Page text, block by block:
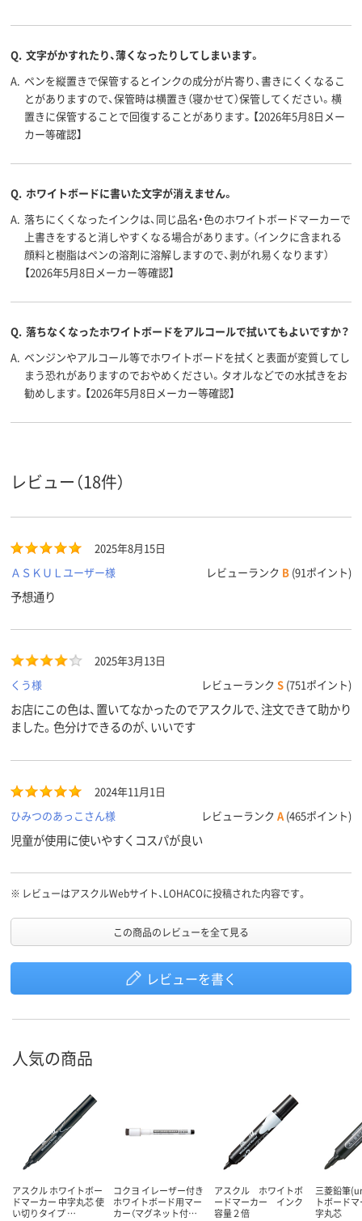
インク充
填方法
中綿式 直液式
アスクル
商品環境
スコア
70 30 25
Q. 文字がかすれたり、薄くなったりしてしまいます。
A. ペンを縦置きで保管するとインクの成分が片寄り、書きにくくなるこ
とがありますので、保管時は横置き（寝かせて）保管してください。横
置きに保管することで回復することがあります。【2026年5月8日メー
カー等確認】
Q. ホワイトボードに書いた文字が消えません。
A. 落ちにくくなったインクは、同じ品名・色のホワイトボードマーカーで
上書きをすると消しやすくなる場合があります。（インクに含まれる
顔料と樹脂はペンの溶剤に溶解しますので、剥がれ易くなります）
【2026年5月8日メーカー等確認】
Q. 落ちなくなったホワイトボードをアルコールで拭いてもよいですか？
A. ベンジンやアルコール等でホワイトボードを拭くと表面が変質してし
まう恐れがありますのでおやめください。タオルなどでの水拭きをお
勧めします。【2026年5月8日メーカー等確認】
レビュー（18件）
2025年8月15日
ＡＳＫＵＬユーザー様
レビューランク B (91ポイント)
予想通り
2025年3月13日
くう様
レビューランク S (751ポイント)
お店にこの色は、置いてなかったのでアスクルで、注文できて助かり
ました。色分けできるのが、いいです
2024年11月1日
ひみつのあっこさん様
レビューランク A (465ポイント)
児童が使用に使いやすくコスパが良い
※ レビューはアスクルWebサイト、LOHACOに投稿された内容です。
この商品のレビューを全て見る
レビューを書く
人気の商品
アスクル ホワイトボー
ドマーカー 中字丸芯 使
い切りタイプ …
コクヨ イレーザー付き
ホワイトボード用マー
カー（マグネット付…
アスクル ホワイトボ
ードマーカー インク
容量２倍
三菱鉛筆
トボード
字丸芯